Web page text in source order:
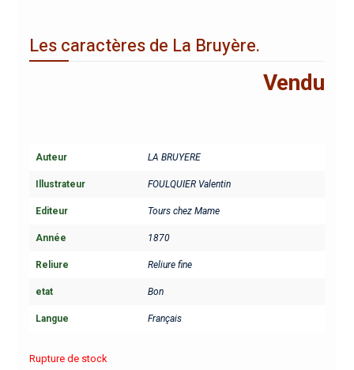
Les caractères de La Bruyère.
Vendu
Auteur LA BRUYERE
Illustrateur FOULQUIER Valentin
Editeur Tours chez Mame
Année 1870
Reliure Reliure fine
etat Bon
Langue Français
Rupture de stock